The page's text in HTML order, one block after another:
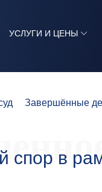
УСЛУГИ И ЦЕНЫ
Завершённые
в